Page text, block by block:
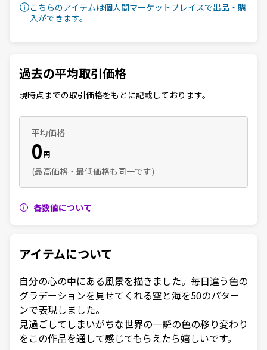
こちらのアイテムは個人間マーケットプレイスで出品・購
入ができます。
過去の平均取引価格
現時点までの取引価格をもとに記載しております。
平均価格
0円
(最高価格・最低価格も同一です)
各数値について
アイテムについて
自分の心の中にある風景を描きました。毎日違う色の
グラデーションを見せてくれる空と海を50のパター
ンで表現しました。
見過ごしてしまいがちな世界の一瞬の色の移り変わり
をこの作品を通して感じてもらえたら嬉しいです。